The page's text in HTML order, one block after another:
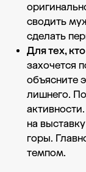
сводить
сделать
Для тех,
захочется
объясните
лишнего.
на
горы.
темпом.